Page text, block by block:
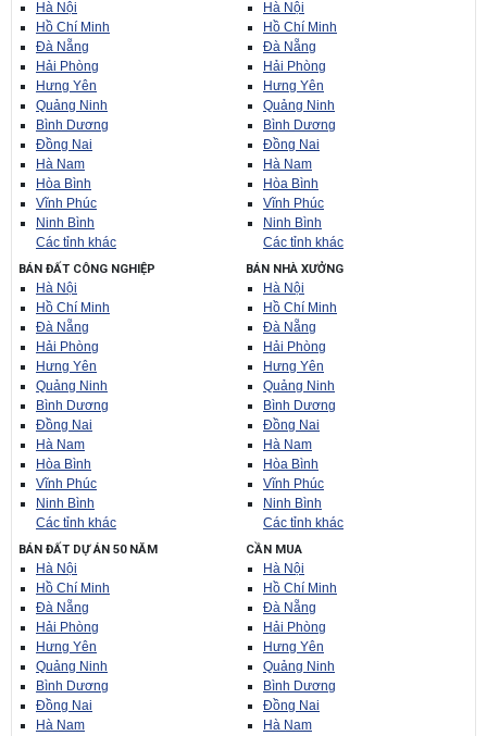
Hà Nội
Hồ Chí Minh
Đà Nẵng
Hải Phòng
Hưng Yên
Quảng Ninh
Bình Dương
Đồng Nai
Hà Nam
Hòa Bình
Vĩnh Phúc
Ninh Bình
Các tỉnh khác
Hà Nội
Hồ Chí Minh
Đà Nẵng
Hải Phòng
Hưng Yên
Quảng Ninh
Bình Dương
Đồng Nai
Hà Nam
Hòa Bình
Vĩnh Phúc
Ninh Bình
Các tỉnh khác
BÁN ĐẤT CÔNG NGHIỆP
Hà Nội
Hồ Chí Minh
Đà Nẵng
Hải Phòng
Hưng Yên
Quảng Ninh
Bình Dương
Đồng Nai
Hà Nam
Hòa Bình
Vĩnh Phúc
Ninh Bình
Các tỉnh khác
BÁN NHÀ XƯỞNG
Hà Nội
Hồ Chí Minh
Đà Nẵng
Hải Phòng
Hưng Yên
Quảng Ninh
Bình Dương
Đồng Nai
Hà Nam
Hòa Bình
Vĩnh Phúc
Ninh Bình
Các tỉnh khác
BÁN ĐẤT DỰ ÁN 50 NĂM
Hà Nội
Hồ Chí Minh
Đà Nẵng
Hải Phòng
Hưng Yên
Quảng Ninh
Bình Dương
Đồng Nai
Hà Nam
CẦN MUA
Hà Nội
Hồ Chí Minh
Đà Nẵng
Hải Phòng
Hưng Yên
Quảng Ninh
Bình Dương
Đồng Nai
Hà Nam